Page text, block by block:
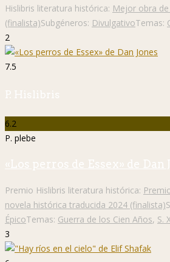
Hislibris literatura histórica: Mejor obra
(finalista)Subgéneros: DivulgativoTemas:
2
7.5
P. Hislibris
6.2
P. plebe
«Los perros de Essex» de Dan
Premio Hislibris literatura histórica:
novela histórica traducida 2024 (finalista)
ÉpicoTemas: Guerra de los Cien Años, S.
3